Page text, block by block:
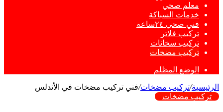
معلم صحي
خدمات السباكة
فني صحي ٢٤ساعه
تركيب فلاتر
تركيب سخانات
تركيب مضخات
الوضع المظلم
الرئيسية/تركيب مضخات/فني تركيب مضخات في الأندلس
تركيب مضخات